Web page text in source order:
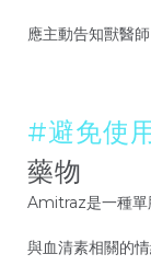
應主動告知獸醫師
#避免使
藥物
Amitraz是一種單
與血清素相關的